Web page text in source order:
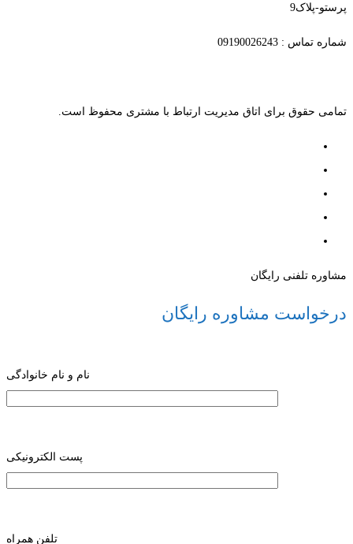
پرستو-پلاک9
شماره تماس : 09190026243
تمامی حقوق برای اتاق مدیریت ارتباط با مشتری محفوظ است.
مشاوره تلفنی رایگان
درخواست مشاوره رایگان
نام و نام خانوادگی
پست الکترونیکی
تلفن همراه